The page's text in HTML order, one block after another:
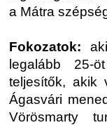
a Mátra
Fokozatok:
legalább 25-
teljesítők, akik
Ágasvári
Vörösmarty